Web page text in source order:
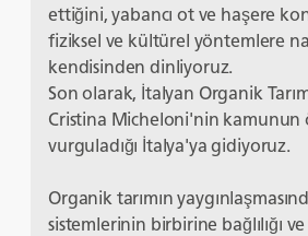
ettiğini, yabancı ot ve haşere
fiziksel ve kültürel yöntemlere
kendisinden dinliyoruz.
Son olarak, İtalyan Organik
Cristina Micheloni'nin kamunun
vurguladığı İtalya'ya gidiyoruz.
Organik tarımın
sistemlerinin birbirine bağlılığı